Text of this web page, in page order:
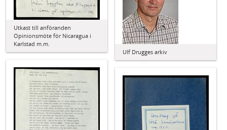
Utkast till anföranden
Opinionsmöte för Nicaragua i
Karlstad m.m.
Ulf Drugges arkiv